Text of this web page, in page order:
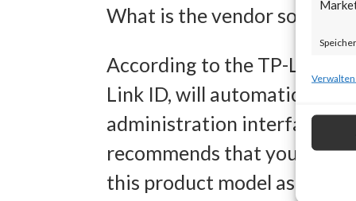
What is the vendor
According to the TP-Link
Link ID, will automatically
administration interface
recommends that you
this product model as soon